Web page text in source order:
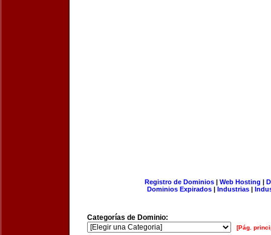
Registro de Dominios| Web Hosting |
Dominios Expirados | Industrias |
Categorías de Dominio:
[Pág.